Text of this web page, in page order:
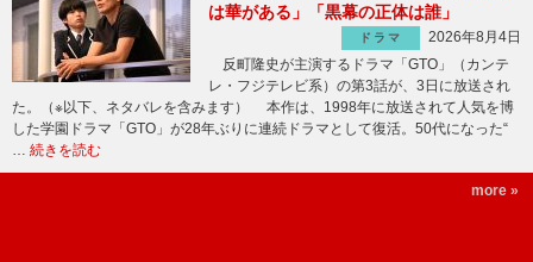
は華がある」「黒幕の正体は誰」
ドラマ
2026年8月4日
反町隆史が主演するドラマ「GTO」（カンテ
レ・フジテレビ系）の第3話が、3日に放送され
た。（※以下、ネタバレを含みます） 本作は、1998年に放送されて人気を博
した学園ドラマ「GTO」が28年ぶりに連続ドラマとして復活。50代になった“
続きを読む
more »